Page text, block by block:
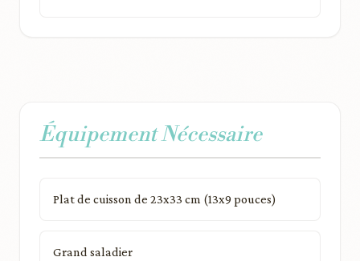
Équipement Nécessaire
Plat de cuisson de 23x33 cm (13x9 pouces)
Grand saladier